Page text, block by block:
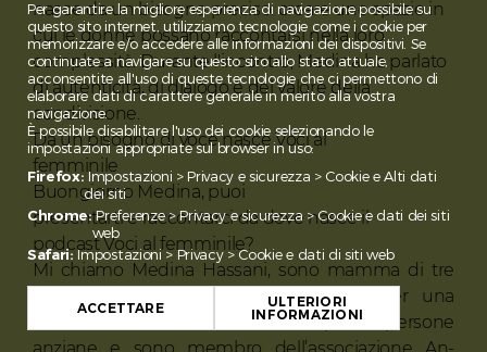
nasce da un bisogno preciso: creare uno spazio in
cui le donne possano raccontarsi nella loro
complessità. Durante l'incontro, Medina ha parlato
di autenticità, di dialogo e del valore della
condivisione.
Da un bisogno di voce nasce Voci al
femminile
Buongiorno Medina, puoi
presentarti e raccontarci da dove nasce il
podcast Voci al femminile?
Mi chiamo Medina Hassani, sono mamma di tre
bambini e assistente sociale. Lavoro per una
fondazione ticinese che si occupa di persone
Per garantire la migliore esperienza di navigazione possibile su
questo sito internet, utilizziamo tecnologie come i cookie per
memorizzare e/o accedere alle informazioni dei dispositivi. Se
continuate a navigare su questo sito allo stato attuale,
acconsentite all'uso di queste tecnologie che ci permettono di
elaborare dati di carattere generale in merito alla vostra
navigazione.
È possibile disabilitare l'uso dei cookie selezionando le
impostazioni appropriate sul browser in uso:
Firefox:Impostazioni > Privacy e sicurezza > Cookie e Alti dati
dei siti
Chrome:Preferenze > Privacy e sicurezza > Cookie e dati dei siti
web
Safari:Impostazioni > Privacy > Cookie e dati di siti web
ACCETTARE ULTERIORI
INFORMAZIONI